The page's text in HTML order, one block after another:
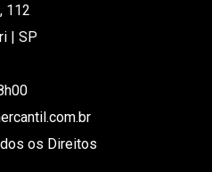
112
| SP
os Direitos